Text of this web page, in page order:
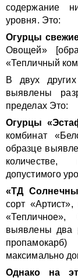
содержание
уровня. Это:
Огурцы
Овощей»
«Тепличный
В двух
выявлены
пределах Это:
Огурцы
комбинат
образце
допустимого
«ТД
сорт
выявлены два
максимально
Однако на